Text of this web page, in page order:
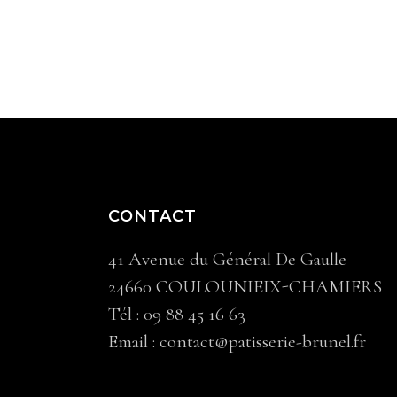
CONTACT
41 Avenue du Général De Gaulle
24660 COULOUNIEIX-CHAMIERS
Tél : 09 88 45 16 63
Email : contact@patisserie-brunel.fr